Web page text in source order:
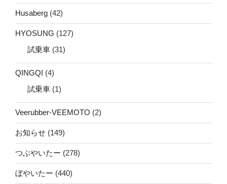
Husaberg (42)
HYOSUNG (127)
試乗車 (31)
QINGQI (4)
試乗車 (1)
Veerubber-VEEMOTO (2)
お知らせ (149)
つぶやいたー (278)
ぼやいたー (440)